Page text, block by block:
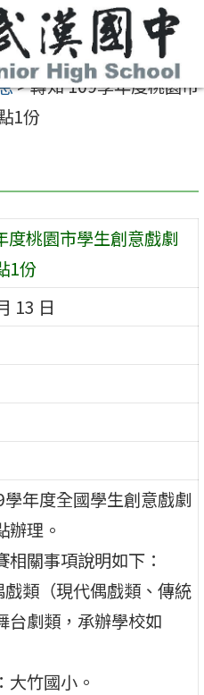
>轉知 109學年度桃園市
1份
度桃園市學生創意戲劇
1份
13 日
年度全國學生創意戲劇
辦理。
相關事項說明如下：
類（現代偶戲類、傳統
台劇類，承辦學校如
大竹國小。